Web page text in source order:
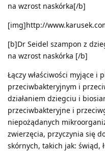
na wzrost naskórka[/b]
[img]http://
[b]Dr Seidel szampon z
na wzrost naskórka [/b]
Łączy właściwości myjące i
przeciwbakteryjnym i
działaniem dziegciu i
przeciwbakteryjne i
niepożądanych
zwierzęcia, przyczynia się
skórnych, takich jak: świąd,